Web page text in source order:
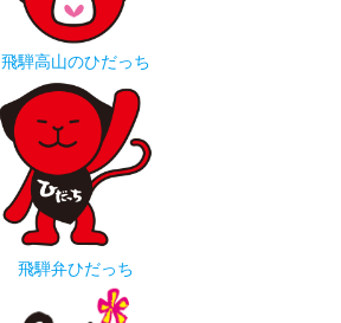
飛騨高山のひだっち
飛騨弁ひだっち